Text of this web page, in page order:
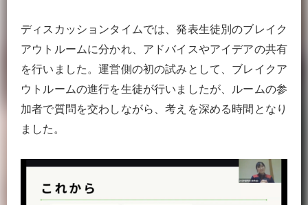
ディスカッションタイムでは、発表生徒別のブレイク
アウトルームに分かれ、アドバイスやアイデアの共有
を行いました。運営側の初の試みとして、ブレイクア
ウトルームの進行を生徒が行いましたが、ルームの参
加者で質問を交わしながら、考えを深める時間となり
ました。